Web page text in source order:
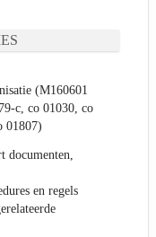
(M160601
c, co 01030, co
01807)
documenten,
en regels